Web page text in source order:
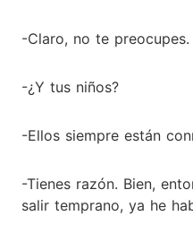
-Claro, no te preocupes.
-¿Y tus niños?
-Ellos siempre están
-Tienes razón. Bien,
salir temprano, ya he